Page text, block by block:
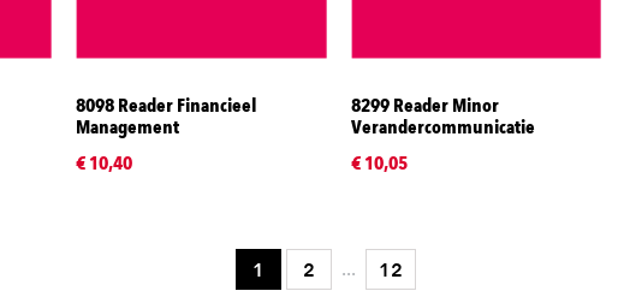
8098 Reader Financieel
Management
€ 10,40
8299 Reader Minor
Verandercommunicatie
€ 10,05
1 2 ... 12